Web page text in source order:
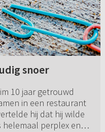
snoer
10 jaar getrouwd
in een restaurant
hij dat hij wilde
helemaal perplex en